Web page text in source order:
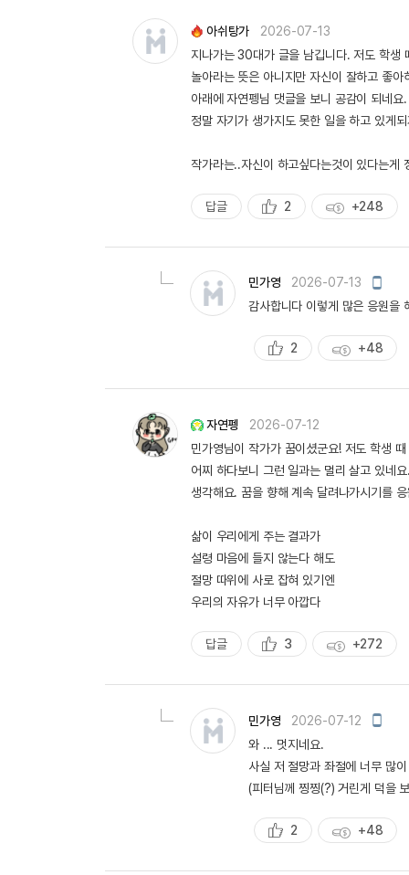
아쉬탕가
2026-07-13
지나가는 30대가 글을 남깁니다. 저도 학생
놀아라는 뜻은 아니지만 자신이 잘하고 좋
아래에 자연펭님 댓글을 보니 공감이 되네
정말 자기가 생가지도 못한 일을 하고 있게
작가라는..자신이 하고싶다는것이 있다는게
답글
추
2
획
+248
민가영 2026-07-13
모
일
성
감사합니다 이렇게 많은 응원을
추
천
2
획
득
+48
자연펭
2026-07-12
민가영님이 작가가 꿈이셨군요! 저도 학생
어찌 하다보니 그런 일과는 멀리 살고 있네
생각해요. 꿈을 향해 계속 달려나가시기를
삶이 우리에게 주는 결과가
설령 마음에 들지 않는다 해도
절망 따위에 사로 잡혀 있기엔
우리의 자유가 너무 아깝다
답글
추
천
3
획
득
+272
민가영 2026-07-12
모
작
성
와 ... 멋지네요.
사실 저 절망과 좌절에 너무 많
(피터님께 찡찡(?) 거린게 덕을
추
천
2
획
득
+48